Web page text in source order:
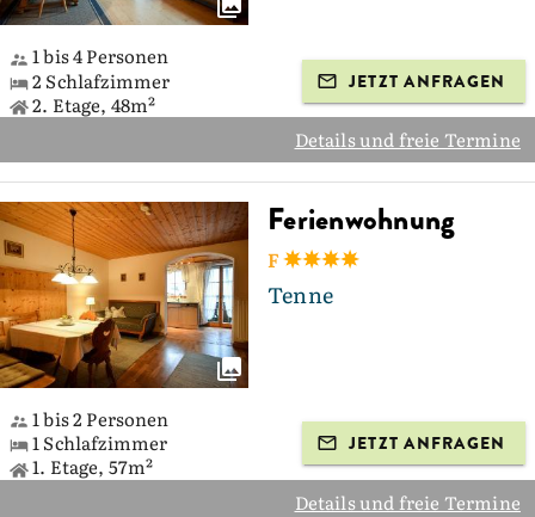
1 bis 4 Personen
2 Schlafzimmer
2. Etage, 48m²
JETZT ANFRAGEN
Details und freie Termine
Ferienwohnung
F
Tenne
1 bis 2 Personen
1 Schlafzimmer
1. Etage, 57m²
JETZT ANFRAGEN
Details und freie Termine